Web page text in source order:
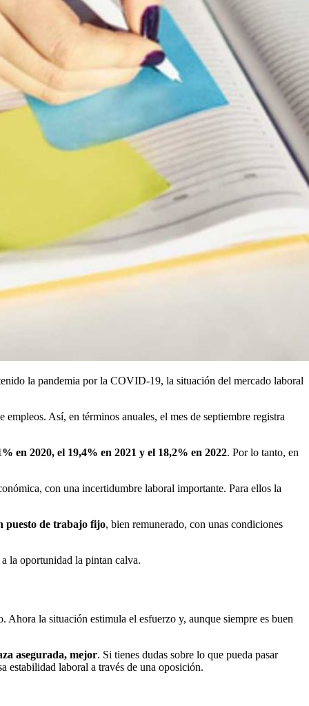
la pandemia por la COVID-19, la situación del mercado laboral
Así, en términos anuales, el mes de septiembre registra
en 2020, el 19,4% en 2021 y el 18,2% en 2022. Por lo tanto, en
con una incertidumbre laboral importante. Para ellos la
puesto de trabajo fijo, bien remunerado, con unas condiciones
la oportunidad la pintan calva.
la situación estimula el esfuerzo y, aunque siempre es buen
asegurada, mejor. Si tienes dudas sobre lo que pueda pasar
estabilidad laboral a través de una oposición.